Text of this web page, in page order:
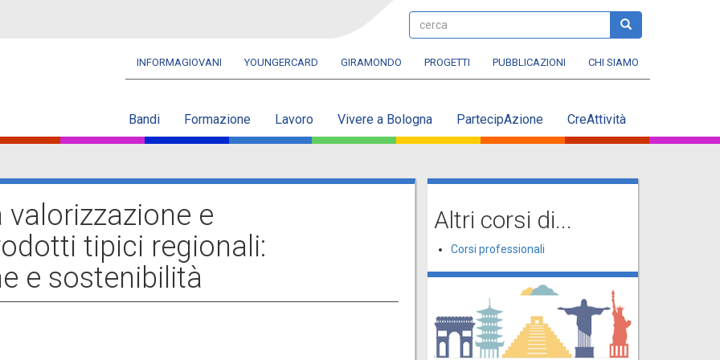
cerca cerca
Navbar
INFORMAGIOVANI YOUNGERCARD GIRAMONDO PROGETTI PUBBLICAZIONI CHI SIAMO
Bandi Formazione Lavoro Vivere a Bologna PartecipAzione CreAttività
valorizzazione e
tipici regionali:
e sostenibilità
Altri corsi di...
Corsi professionali